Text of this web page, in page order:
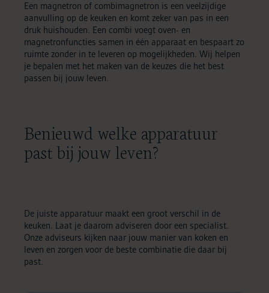
Een magnetron of combimagnetron is een veelzijdige
aanvulling op de keuken en komt zeker van pas in een
druk huishouden. Een combi voegt oven- en
magnetronfuncties samen in één apparaat en bespaart zo
ruimte zonder in te leveren op mogelijkheden. Wij helpen
je bepalen met het maken van de keuzes die het best
passen bij jouw leven.
Benieuwd welke apparatuur
past bij jouw leven?
De juiste apparatuur maakt een groot verschil in de
keuken. Laat je daarom adviseren door een specialist.
Onze adviseurs kijken naar jouw manier van koken en
leven en zorgen voor de beste combinatie die daar bij
past.